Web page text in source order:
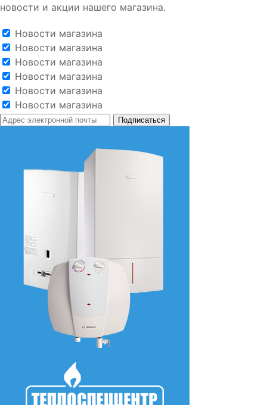
новости и акции нашего магазина.
Новости магазина
Новости магазина
Новости магазина
Новости магазина
Новости магазина
Новости магазина